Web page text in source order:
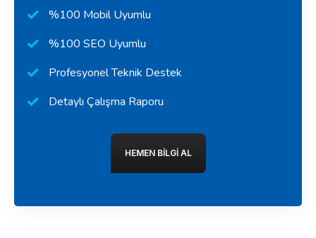
%100 Mobil Uyumlu
%100 SEO Uyumlu
Profesyonel Teknik Destek
Detaylı Çalışma Raporu
HEMEN BILGI AL